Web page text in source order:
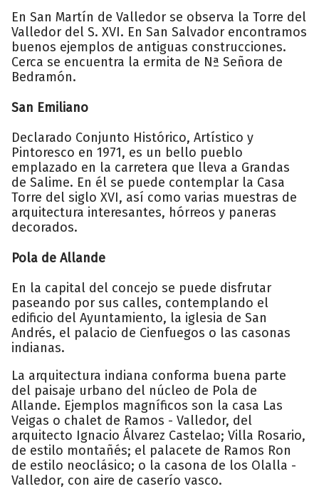
En San Martín de Valledor se observa la Torre del
Valledor del S. XVI. En San Salvador encontramos
buenos ejemplos de antiguas construcciones.
Cerca se encuentra la ermita de Nª Señora de
Bedramón.
San Emiliano
Declarado Conjunto Histórico, Artístico y
Pintoresco en 1971, es un bello pueblo
emplazado en la carretera que lleva a Grandas
de Salime. En él se puede contemplar la Casa
Torre del siglo XVI, así como varias muestras de
arquitectura interesantes, hórreos y paneras
decorados.
Pola de Allande
En la capital del concejo se puede disfrutar
paseando por sus calles, contemplando el
edificio del Ayuntamiento, la iglesia de San
Andrés, el palacio de Cienfuegos o las casonas
indianas.
La arquitectura indiana conforma buena parte
del paisaje urbano del núcleo de Pola de
Allande. Ejemplos magníficos son la casa Las
Veigas o chalet de Ramos - Valledor, del
arquitecto Ignacio Álvarez Castelao; Villa Rosario,
de estilo montañés; el palacete de Ramos Ron
de estilo neoclásico; o la casona de los Olalla -
Valledor, con aire de caserío vasco.